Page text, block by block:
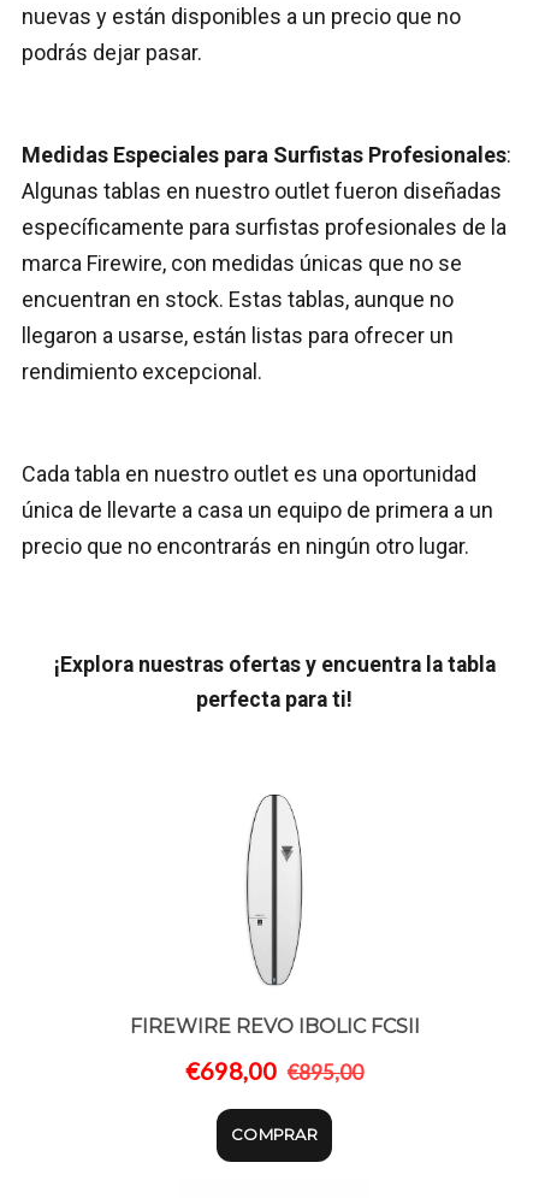
nuevas y están disponibles a un precio que no
podrás dejar pasar.
Medidas Especiales para Surfistas Profesionales:
Algunas tablas en nuestro outlet fueron diseñadas
específicamente para surfistas profesionales de la
marca Firewire, con medidas únicas que no se
encuentran en stock. Estas tablas, aunque no
llegaron a usarse, están listas para ofrecer un
rendimiento excepcional.
Cada tabla en nuestro outlet es una oportunidad
única de llevarte a casa un equipo de primera a un
precio que no encontrarás en ningún otro lugar.
¡Explora nuestras ofertas y encuentra la tabla
perfecta para ti!